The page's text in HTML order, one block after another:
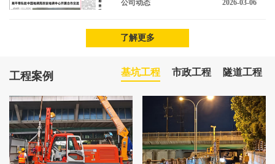
化需求。西探装备为该项目基础施工提供
专业装备与技术支持。
公司动态 2026-03-06
了解更多
工程案例 基坑工程 市政工程 隧道工程